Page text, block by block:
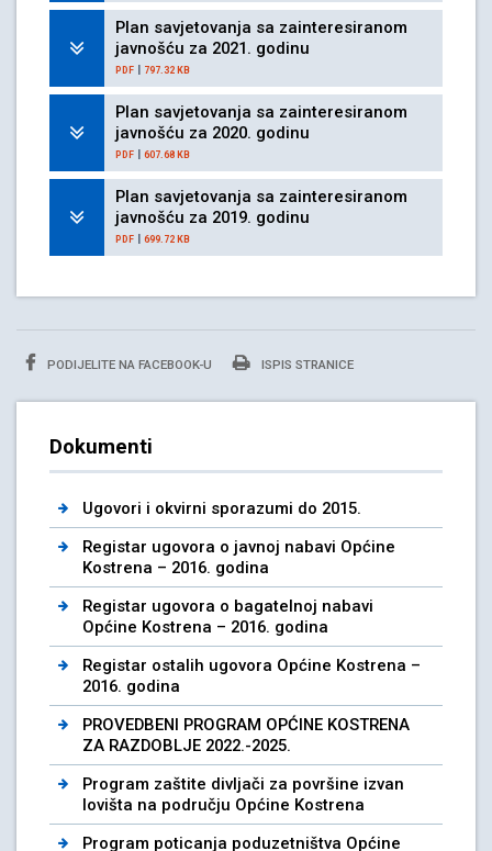
Plan savjetovanja sa zainteresiranom
javnošću za 2021. godinu
PDF | 797.32 KB
Plan savjetovanja sa zainteresiranom
javnošću za 2020. godinu
PDF | 607.68 KB
Plan savjetovanja sa zainteresiranom
javnošću za 2019. godinu
PDF | 699.72 KB
PODIJELITE NA FACEBOOK-U ISPIS STRANICE
Dokumenti
Ugovori i okvirni sporazumi do 2015.
Registar ugovora o javnoj nabavi Općine
Kostrena – 2016. godina
Registar ugovora o bagatelnoj nabavi
Općine Kostrena – 2016. godina
Registar ostalih ugovora Općine Kostrena –
2016. godina
PROVEDBENI PROGRAM OPĆINE KOSTRENA
ZA RAZDOBLJE 2022.-2025.
Program zaštite divljači za površine izvan
lovišta na području Općine Kostrena
Program poticanja poduzetništva Općine